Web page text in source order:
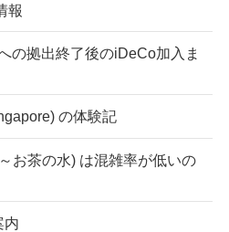
報
の拠出終了後のiDeCo加入ま
の体験記
お茶の水) は混雑率が低いの
内